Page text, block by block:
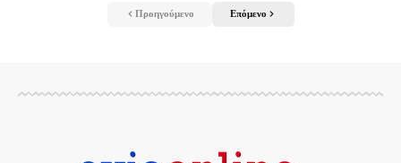
Προηγούμενο Επόμενο